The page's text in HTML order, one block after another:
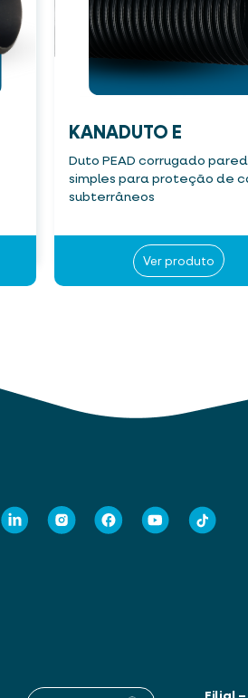
KANADUTO E
Duto PEAD corrugado
simples para proteção de
subterrâneos
Ver produto